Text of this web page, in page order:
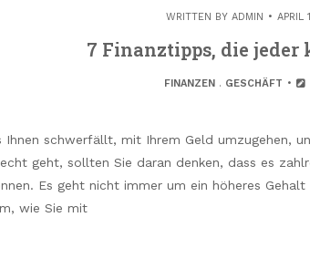
WRITTEN BY ADMIN APRIL
7 Finanztipps, die jeder
FINANZEN . GESCHÄFT
Ihnen schwerfällt, mit Ihrem Geld umzugehen,
geht, sollten Sie daran denken, dass es
Es geht nicht immer um ein höheres
wie Sie mit